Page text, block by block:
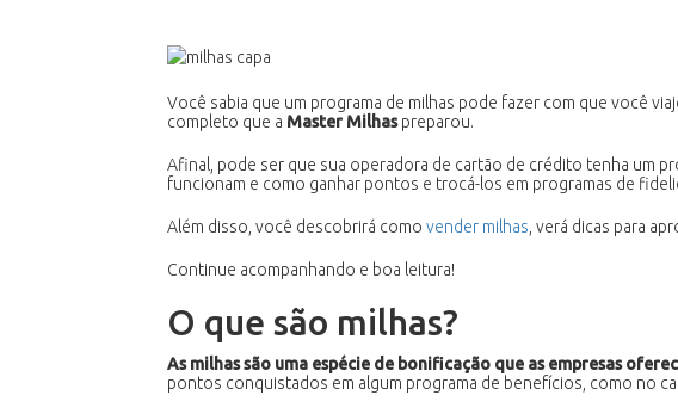
Você sabia que um programa de milhas pode fazer com que você
completo que a Master Milhaspreparou.
Afinal, pode ser que sua operadora de cartão de crédito tenha um
funcionam e como ganhar pontos e trocá-los em programas de
Além disso, você descobrirá como vender milhas , verá dicas para
Continue acompanhando e boa leitura!
O que são milhas?
As milhas são uma espécie de bonificação que as empresas
pontos conquistados em algum programa de benefícios, como no